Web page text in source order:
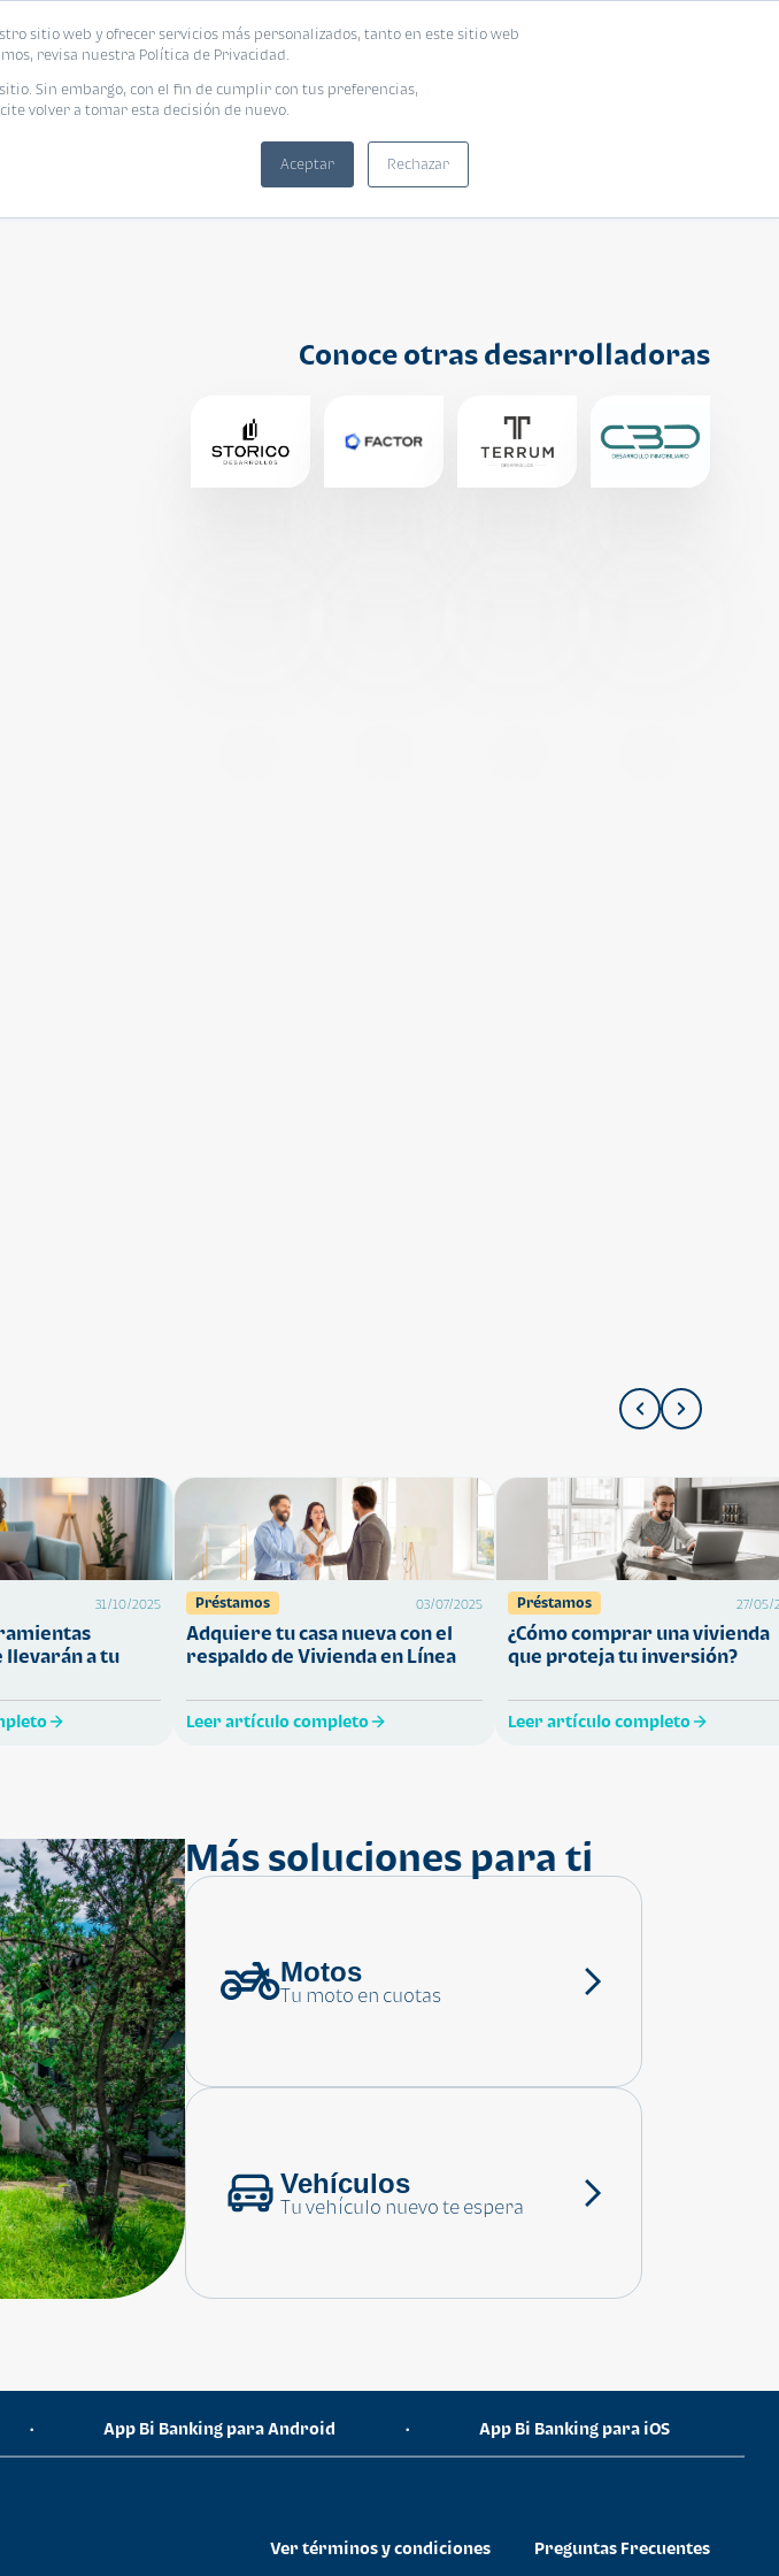
sitio web y ofrecer servicios más personalizados, tanto en este sitio web
revisa nuestra Política de Privacidad.
Sin embargo, con el fin de cumplir con tus preferencias,
volver a tomar esta decisión de nuevo.
Aceptar Rechazar
Conoce otras desarrolladoras
Blog Encuentra tu vivienda ideal
31/10/2025
llevarán a tu
Préstamos 03/07/2025
Adquiere tu casa nueva con el
respaldo de Vivienda en Línea
Leer artículo completo
Préstamos 27/05/
¿Cómo comprar una vivienda
que proteja tu inversión?
Leer artículo completo
Más soluciones para ti
Motos
Tu moto en cuotas
Vehículos
Tu vehículo nuevo te espera
• App Bi Banking para Android • App Bi Banking para iOS
Ver términos y condiciones
Preguntas Frecuentes